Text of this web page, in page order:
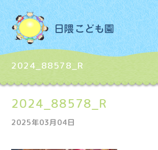
2024_88578_R
2024_88578_R
2025年03月04日